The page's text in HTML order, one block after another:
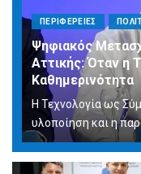
ΠΕΡΙΦΕΡΕΙΕΣ
Ψηφιακός
Αττικής: Όταν η
Καθημερινότητα
Η Τεχνολογία ως
υλοποίηση και η